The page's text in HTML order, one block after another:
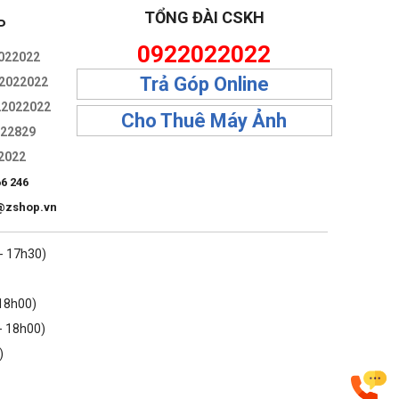
246
TỔNG ĐÀI CSKH
0922022022
Trả Góp Online
Cho Thuê Máy Ảnh
17h30)
18h00)